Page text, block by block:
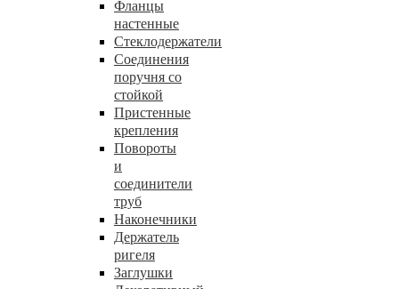
Фланцы
настенные
Стеклодержатели
Соединения
поручня со
стойкой
Пристенные
крепления
Повороты
и
соединители
труб
Наконечники
Держатель
ригеля
Заглушки